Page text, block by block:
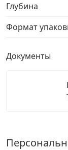
Глубина
Формат
Документы